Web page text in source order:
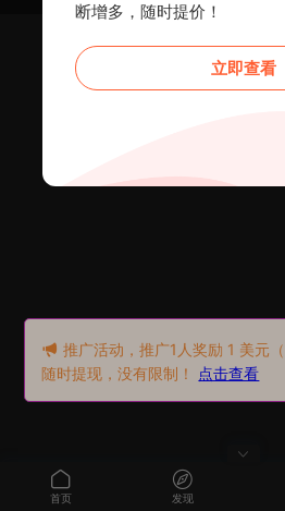
推广活动，推广1人奖励 1 美元
随时提现，没有限制！ 点击查看
首页 发现
断增多，随时提价！
立即查看